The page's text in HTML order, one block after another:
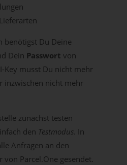
benötigst Du Deine
Dein Passwort von
Key musst Du nicht mehr
inzwischen nicht mehr
zunächst testen
den Testmodus. In
Anfragen an den
von Parcel.One gesendet.